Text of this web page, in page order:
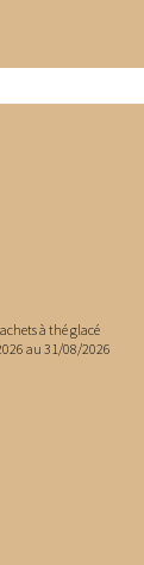
à thé glacé
au 31/08/2026